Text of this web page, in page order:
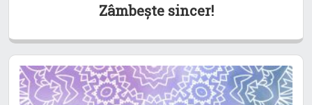
Zâmbește sincer!